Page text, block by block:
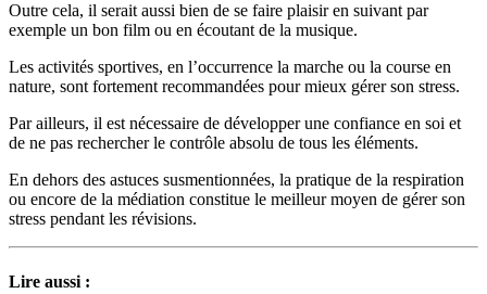
Outre cela, il serait aussi bien de se faire plaisir en suivant par
exemple un bon film ou en écoutant de la musique.
Les activités sportives, en l’occurrence la marche ou la course en
nature, sont fortement recommandées pour mieux gérer son stress.
Par ailleurs, il est nécessaire de développer une confiance en soi et
de ne pas rechercher le contrôle absolu de tous les éléments.
En dehors des astuces susmentionnées, la pratique de la respiration
ou encore de la médiation constitue le meilleur moyen de gérer son
stress pendant les révisions.
Lire aussi :